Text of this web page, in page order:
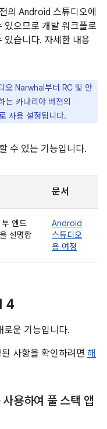
의 Android 스튜디오에
있으므로 개발 워크플로
있습니다. 자세한 내용
오 Narwhal부터 RC 및 안
는 카나리아 버전의
사용 설정됩니다.
수 있는 기능입니다.
문서
엔드
설명합
Android
스튜디오
용 여정
4
운 기능입니다.
사항을 확인하려면 해
용하여 풀 스택 앱